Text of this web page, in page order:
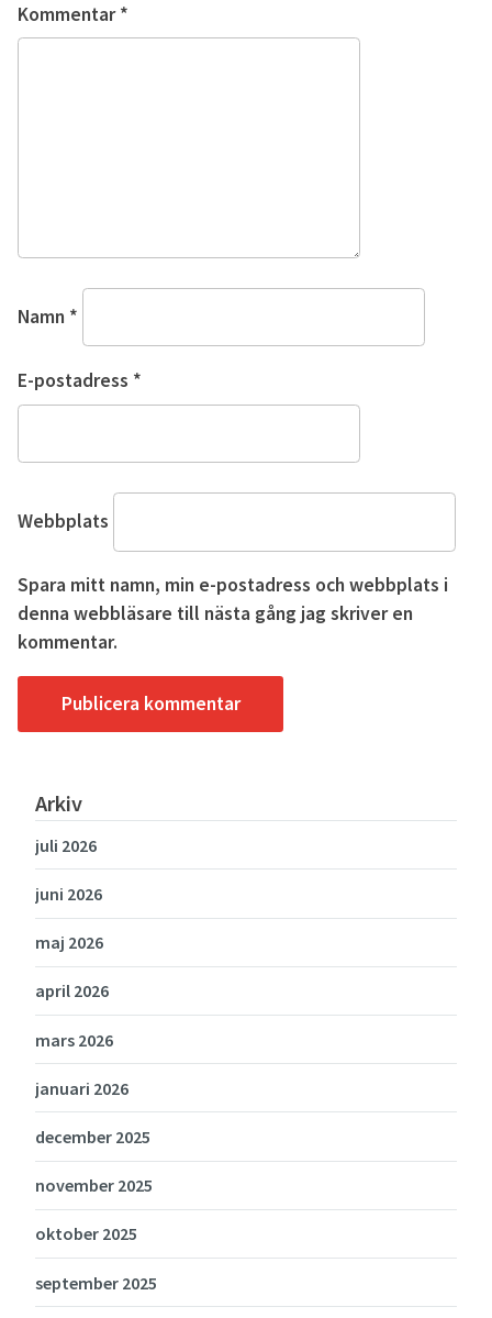
Kommentar*
Namn *
E-postadress *
Webbplats
Spara mitt namn, min e-postadress och webbplats i
denna webbläsare till nästa gång jag skriver en
kommentar.
Arkiv
juli 2026
juni 2026
maj 2026
april 2026
mars 2026
januari 2026
december 2025
november 2025
oktober 2025
september 2025